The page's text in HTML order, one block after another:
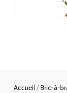
Accueil/Bric-à-